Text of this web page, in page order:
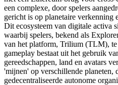
een complexe, door spelers
gericht is op planetaire verkenning
Dit ecosysteem van digitale activa
waarbij spelers, bekend als
van het platform, Trilium (TLM),
gameplay bestaat uit het gebruik
gereedschappen, land en avatars
'mijnen' op verschillende planeten,
gedecentraliseerde autonome